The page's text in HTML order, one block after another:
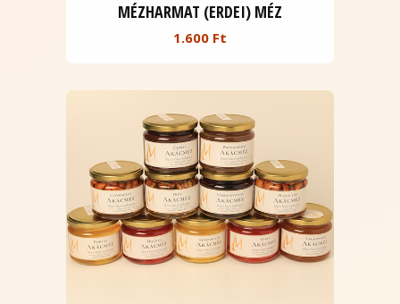
MÉZHARMAT (ERDEI) MÉZ
1.600 Ft